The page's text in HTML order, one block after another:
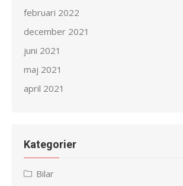
februari 2022
december 2021
juni 2021
maj 2021
april 2021
Kategorier
Bilar